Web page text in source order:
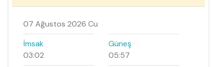
07 Ağustos 2026 Cu
İmsak
03:02
Güneş
05:57